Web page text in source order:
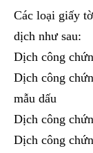
Các loại giấy
dịch như sau:
Dịch công
Dịch công
mẫu dấu
Dịch công
Dịch công